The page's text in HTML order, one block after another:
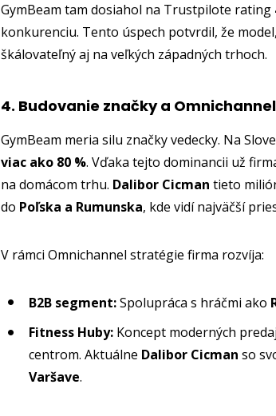
GymBeam tam dosiahol na Trustpilote rating
konkurenciu. Tento úspech potvrdil, že
škálovateľný aj na veľkých západných trhoch.
4. Budovanie značky a
GymBeam meria silu značky vedecky. Na
viac ako 80 %. Vďaka tejto dominancii už
na domácom trhu. Dalibor Cicman tieto
do Poľska a Rumunska, kde vidí najväčší
V rámci Omnichannel stratégie firma rozvíja:
B2B segment:Spolupráca s hráčmi ako
Fitness Huby: Koncept moderných
centrom. Aktuálne Dalibor Cicman so
Varšave.